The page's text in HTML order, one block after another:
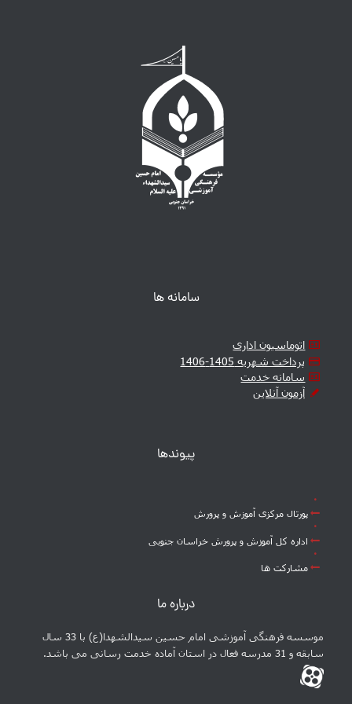
سامانه ها
اتوماسیون اداری
پرداخت شهریه 1405-1406
سامانه خدمت
آزمون آنلاین
پیوندها
پورتال مرکزی آموزش و پرورش
اداره کل آموزش و پرورش خراسان جنوبی
مشارکت ها
درباره ما
موسسه فرهنگی آموزشی امام حسین سیدالشهدا(ع) با 33 سال
سابقه و 31 مدرسه فعال در استان آماده خدمت رسانی می باشد.